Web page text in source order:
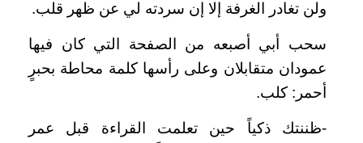
ولن تغادر الغرفة إلا إن سردته لي عن ظهر قلب.
سحب أبي أصبعه من الصفحة التي كان فيها
عمودان متقابلان وعلى رأسها كلمة محاطة بحبرٍ
أحمر: كلب.
-ظننتك ذكياً حين تعلمت القراءة قبل عمر